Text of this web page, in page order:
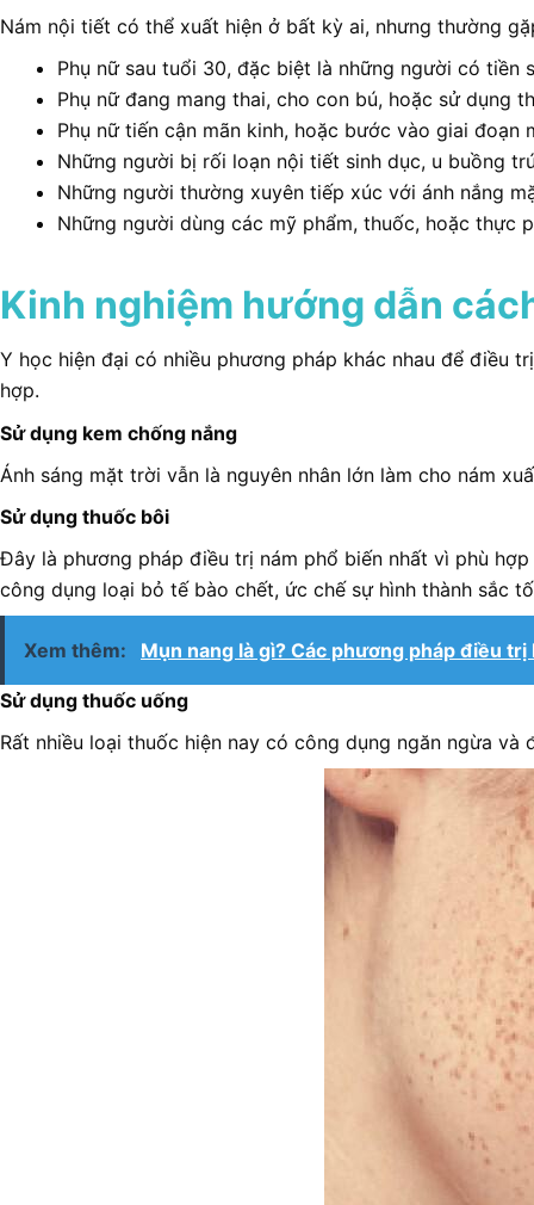
Nám nội tiết có thể xuất hiện ở bất kỳ ai, nhưng thường
Phụ nữ sau tuổi 30, đặc biệt là những người có tiền
Phụ nữ đang mang thai, cho con bú, hoặc sử dụng
Phụ nữ tiến cận mãn kinh, hoặc bước vào giai đoạn
Những người bị rối loạn nội tiết sinh dục, u buồng
Những người thường xuyên tiếp xúc với ánh nắng
Những người dùng các mỹ phẩm, thuốc, hoặc thực
Kinh nghiệm hướng dẫn
Y học hiện đại có nhiều phương pháp khác nhau để điều
hợp.
Sử dụng kem chống nắng
Ánh sáng mặt trời vẫn là nguyên nhân lớn làm cho nám
Sử dụng thuốc bôi
Đây là phương pháp điều trị nám phổ biến nhất vì phù
công dụng loại bỏ tế bào chết, ức chế sự hình thành sắc
Xem thêm: Mụn nang là gì? Các phương pháp điều trị
Sử dụng thuốc uống
Rất nhiều loại thuốc hiện nay có công dụng ngăn ngừa